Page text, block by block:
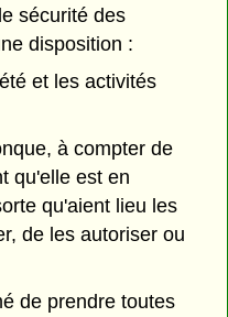
sécurité des
disposition :
et les activités
à compter de
qu'elle est en
qu'aient lieu les
de les autoriser ou
de prendre toutes